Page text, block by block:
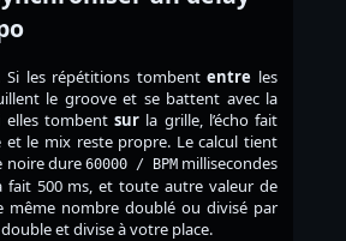
Si les répétitions tombententre les
le groove et se battent avec la
elles tombentsur la grille, l’écho fait
le mix reste propre. Le calcul tient
noire dure 60000 / BPMmillisecondes
fait 500 ms, et toute autre valeur de
même nombre doublé ou divisé par
et divise à votre place.